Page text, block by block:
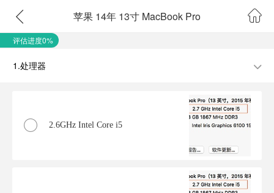
苹果 14年 13寸 MacBook Pro
评估进度0%
1.处理器
2.6GHz Intel Core i5